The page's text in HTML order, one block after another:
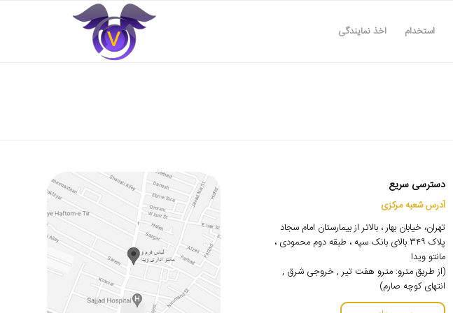
استخدام اخذ نمایندگی
دسترسی سریع
آدرس شعبه مرکزی
تهران، خیابان بهار ، بالاتر از بیمارستان امام سجاد
پلاک ۳۴۹ بالای بانک سپه ، طبقه دوم محمودی ،
مانتو ویدا
(از طریق مترو: مترو هفت تیر , خروجی شرق ,
انتهای کوچه صارم)